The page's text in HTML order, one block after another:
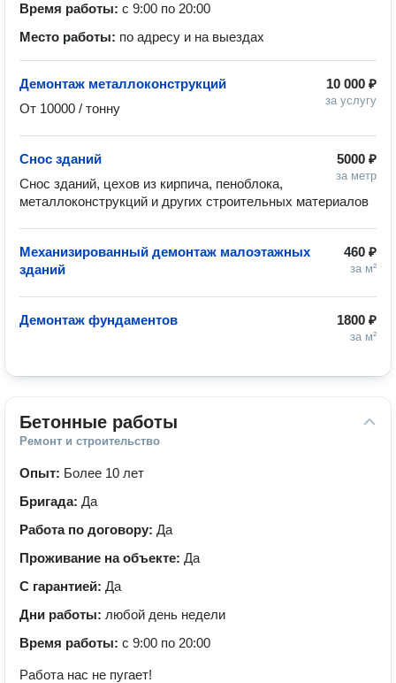
Время работы: с 9:00 по 20:00
Место работы: по адресу и на выездах
10 000 ₽
за услугу
Демонтаж металлоконструкций
От 10000 / тонну
5000 ₽
за метр
Снос зданий
Снос зданий, цехов из кирпича, пеноблока,
металлоконструкций и других строительных материалов
460 ₽
за м²
Механизированный демонтаж малоэтажных
зданий
1800 ₽
за м²
Демонтаж фундаментов
Бетонные работы
Ремонт и строительство
Опыт: Более 10 лет
Бригада: Да
Работа по договору: Да
Проживание на объекте: Да
С гарантией: Да
Дни работы: любой день недели
Время работы: с 9:00 по 20:00
Работа нас не пугает!